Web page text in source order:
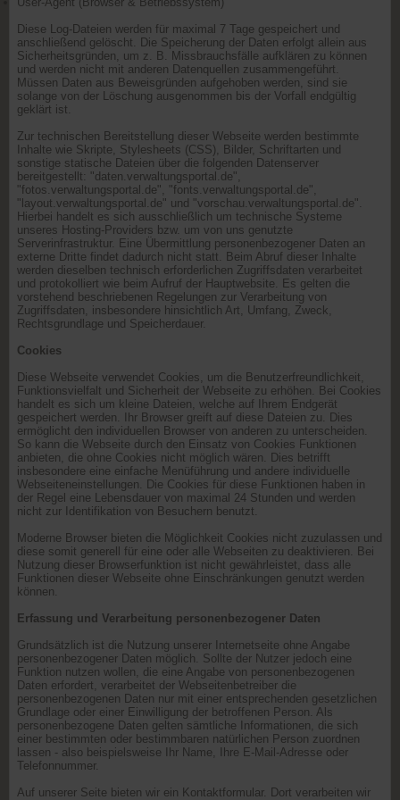
Diese Log-Dateien werden für maximal 7 Tage gespeichert und
anschließend gelöscht. Die Speicherung der Daten erfolgt allein aus
Sicherheitsgründen, um z. B. Missbrauchsfälle aufklären zu können
und werden nicht mit anderen Datenquellen zusammengeführt.
Müssen Daten aus Beweisgründen aufgehoben werden, sind sie
solange von der Löschung ausgenommen bis der Vorfall endgültig
geklärt ist.
Zur technischen Bereitstellung dieser Webseite werden bestimmte
Inhalte wie Skripte, Stylesheets (CSS), Bilder, Schriftarten und
sonstige statische Dateien über die folgenden Datenserver
bereitgestellt: "daten.verwaltungsportal.de",
"fotos.verwaltungsportal.de", "fonts.verwaltungsportal.de",
"layout.verwaltungsportal.de" und "vorschau.verwaltungsportal.de".
Hierbei handelt es sich ausschließlich um technische Systeme
unseres Hosting-Providers bzw. um von uns genutzte
Serverinfrastruktur. Eine Übermittlung personenbezogener Daten an
externe Dritte findet dadurch nicht statt. Beim Abruf dieser Inhalte
werden dieselben technisch erforderlichen Zugriffsdaten verarbeitet
und protokolliert wie beim Aufruf der Hauptwebsite. Es gelten die
vorstehend beschriebenen Regelungen zur Verarbeitung von
Zugriffsdaten, insbesondere hinsichtlich Art, Umfang, Zweck,
Rechtsgrundlage und Speicherdauer.
Cookies
Diese Webseite verwendet Cookies, um die Benutzerfreundlichkeit,
Funktionsvielfalt und Sicherheit der Webseite zu erhöhen. Bei Cookies
handelt es sich um kleine Dateien, welche auf Ihrem Endgerät
gespeichert werden. Ihr Browser greift auf diese Dateien zu. Dies
ermöglicht den individuellen Browser von anderen zu unterscheiden.
So kann die Webseite durch den Einsatz von Cookies Funktionen
anbieten, die ohne Cookies nicht möglich wären. Dies betrifft
insbesondere eine einfache Menüführung und andere individuelle
Webseiteneinstellungen. Die Cookies für diese Funktionen haben in
der Regel eine Lebensdauer von maximal 24 Stunden und werden
nicht zur Identifikation von Besuchern benutzt.
Moderne Browser bieten die Möglichkeit Cookies nicht zuzulassen und
diese somit generell für eine oder alle Webseiten zu deaktivieren. Bei
Nutzung dieser Browserfunktion ist nicht gewährleistet, dass alle
Funktionen dieser Webseite ohne Einschränkungen genutzt werden
können.
Erfassung und Verarbeitung personenbezogener Daten
Grundsätzlich ist die Nutzung unserer Internetseite ohne Angabe
personenbezogener Daten möglich. Sollte der Nutzer jedoch eine
Funktion nutzen wollen, die eine Angabe von personenbezogenen
Daten erfordert, verarbeitet der Webseitenbetreiber die
personenbezogenen Daten nur mit einer entsprechenden gesetzlichen
Grundlage oder einer Einwilligung der betroffenen Person. Als
personenbezogene Daten gelten sämtliche Informationen, die sich
einer bestimmten oder bestimmbaren natürlichen Person zuordnen
lassen - also beispielsweise Ihr Name, Ihre E-Mail-Adresse oder
Telefonnummer.
Auf unserer Seite bieten wir ein Kontaktformular. Dort verarbeiten wir